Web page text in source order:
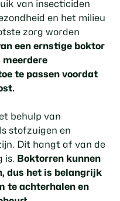
van insecticiden
en het milieu
zorg worden
een ernstige boktor
meerdere
te passen voordat
behulp van
stofzuigen en
Dit hangt af van de
is. Boktorren kunnen
dus het is belangrijk
te achterhalen en